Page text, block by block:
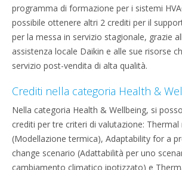
programma di formazione per i sistemi
possibile ottenere altri 2 crediti per il
per la messa in servizio stagionale, grazie
assistenza locale Daikin e alle sue risorse
servizio post-vendita di alta qualità.
Crediti nella categoria Health &
Nella categoria Health & Wellbeing, si
crediti per tre criteri di valutazione:
(Modellazione termica), Adaptability for a
change scenario (Adattabilità per uno
cambiamento climatico ipotizzato) e